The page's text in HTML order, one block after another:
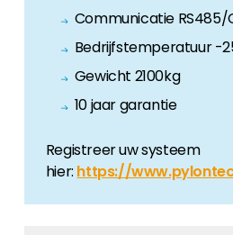
Communicatie
Bedrijfstemperatuur -
Gewicht 2100kg
10 jaar garantie
Registreer uw systeem
hier: https://